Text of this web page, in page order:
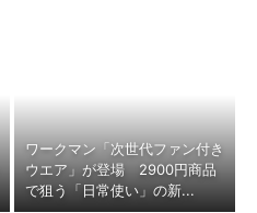
ワークマン「次世代ファン付き
ウエア」が登場 2900円商品
で狙う「日常使い」の新...